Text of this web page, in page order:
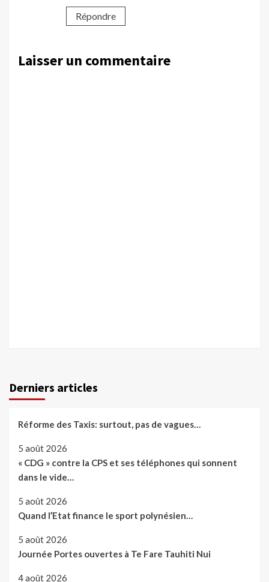
Répondre
Laisser un commentaire
Derniers articles
Réforme des Taxis: surtout, pas de vagues…
5 août 2026
« CDG » contre la CPS et ses téléphones qui sonnent
dans le vide…
5 août 2026
Quand l’Etat finance le sport polynésien…
5 août 2026
Journée Portes ouvertes à Te Fare Tauhiti Nui
4 août 2026